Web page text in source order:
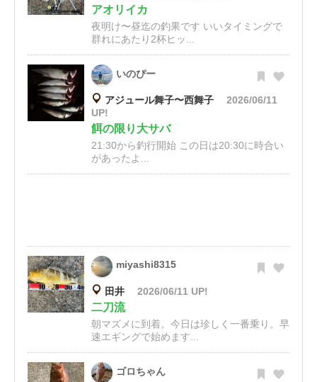
アオリイカ
夜明け〜昼迄の釣果です いいタイミングで
群れにあたり2杯ヒッ...
いのぴー
アジュール舞子〜西舞子
2026/06/11
UP!
餌の限り大サバ
21:30から釣行開始 この日は20:30に時合い
があったよ...
miyashi8315
田井 2026/06/11 UP!
二刀流
朝マズメに到着。今日は珍しく一番乗り。早
速エギングで始めます...
ゴロちゃん